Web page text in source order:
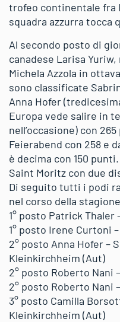
trofeo continentale fra
squadra azzurra tocca
Al secondo posto di
canadese Larisa
Michela Azzola in
sono classificate
Anna Hofer
Europa vede salire in
nell’occasione) con
Feierabend con 258 e
è decima con 150
Saint Moritz con due
Di seguito tutti i podi
nel corso della
1° posto Patrick Thaler
1° posto Irene Curtoni
2° posto Anna Hofer –
Kleinkirchheim (Aut)
2° posto Roberto Nani
2° posto Roberto Nani
3° posto Camilla
Kleinkirchheim (Aut)